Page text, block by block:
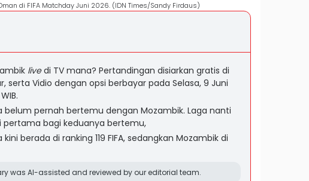
di FIFA Matchday Juni 2026. (IDN Times/Sandy Firdaus)
livedi TV mana? Pertandingan disiarkan gratis di
serta Vidio dengan opsi berbayar pada Selasa, 9 Juni
belum pernah bertemu dengan Mozambik. Laga nanti
pertama bagi keduanya bertemu,
berada di ranking 119 FIFA, sedangkan Mozambik di
was AI-assisted and reviewed by our editorial team.